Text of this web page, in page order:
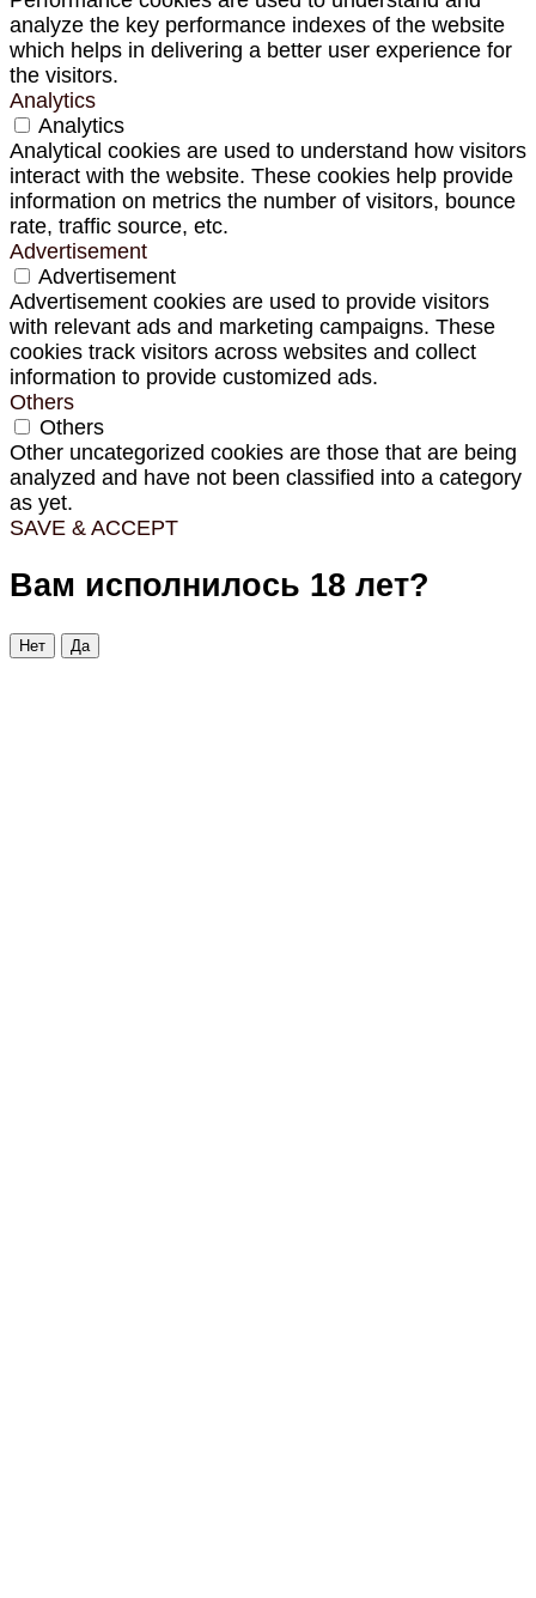
analyze the key performance indexes of the website
which helps in delivering a better user experience for
the visitors.
Analytics
Analytics
Analytical cookies are used to understand how visitors
interact with the website. These cookies help provide
information on metrics the number of visitors, bounce
rate, traffic source, etc.
Advertisement
Advertisement
Advertisement cookies are used to provide visitors
with relevant ads and marketing campaigns. These
cookies track visitors across websites and collect
information to provide customized ads.
Others
Others
Other uncategorized cookies are those that are being
analyzed and have not been classified into a category
as yet.
SAVE & ACCEPT
Вам исполнилось 18 лет?
Нет Да